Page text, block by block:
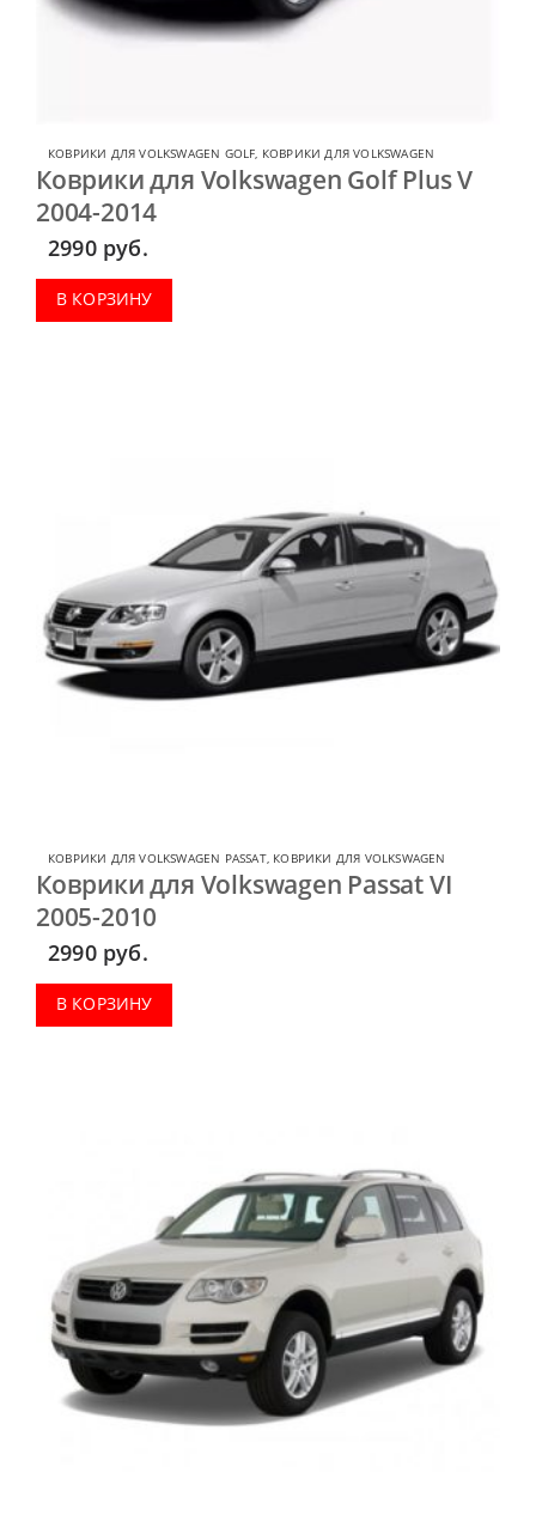
КОВРИКИ ДЛЯ VOLKSWAGEN GOLF, КОВРИКИ ДЛЯ VOLKSWAGEN
Коврики для Volkswagen Golf Plus V
2004-2014
2990 руб.
В КОРЗИНУ
КОВРИКИ ДЛЯ VOLKSWAGEN PASSAT, КОВРИКИ ДЛЯ VOLKSWAGEN
Коврики для Volkswagen Passat VI
2005-2010
2990 руб.
В КОРЗИНУ